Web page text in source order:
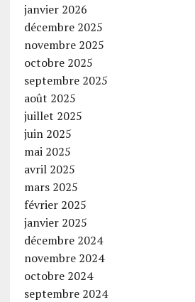
janvier 2026
décembre 2025
novembre 2025
octobre 2025
septembre 2025
août 2025
juillet 2025
juin 2025
mai 2025
avril 2025
mars 2025
février 2025
janvier 2025
décembre 2024
novembre 2024
octobre 2024
septembre 2024